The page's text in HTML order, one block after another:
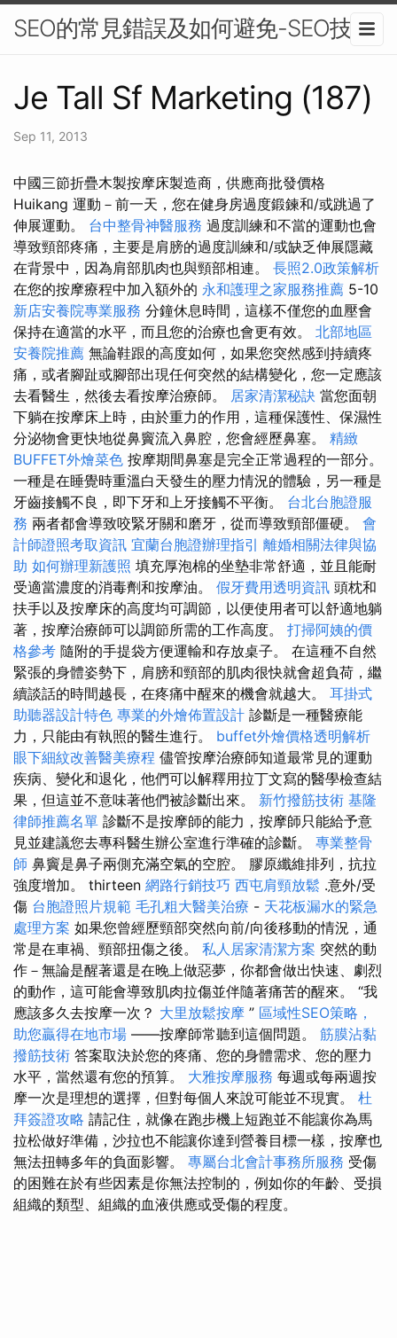
SEO的常見錯誤及如何避免-SEO技術
Je Tall Sf Marketing (187)
Sep 11, 2013
中國三節折疊木製按摩床製造商，供應商批發價格
Huikang 運動－前一天，您在健身房過度鍛鍊和/或跳過了
伸展運動。 台中整骨神醫服務 過度訓練和不當的運動也會
導致頸部疼痛，主要是肩膀的過度訓練和/或缺乏伸展隱藏
在背景中，因為肩部肌肉也與頸部相連。 長照2.0政策解析
在您的按摩療程中加入額外的 永和護理之家服務推薦 5-10
新店安養院專業服務 分鐘休息時間，這樣不僅您的血壓會
保持在適當的水平，而且您的治療也會更有效。 北部地區
安養院推薦 無論鞋跟的高度如何，如果您突然感到持續疼
痛，或者腳趾或腳部出現任何突然的結構變化，您一定應該
去看醫生，然後去看按摩治療師。 居家清潔秘訣 當您面朝
下躺在按摩床上時，由於重力的作用，這種保護性、保濕性
分泌物會更快地從鼻竇流入鼻腔，您會經歷鼻塞。 精緻
BUFFET外燴菜色 按摩期間鼻塞是完全正常過程的一部分。
一種是在睡覺時重溫白天發生的壓力情況的體驗，另一種是
牙齒接觸不良，即下牙和上牙接觸不平衡。 台北台胞證服
務 兩者都會導致咬緊牙關和磨牙，從而導致頸部僵硬。 會
計師證照考取資訊 宜蘭台胞證辦理指引 離婚相關法律與協
助 如何辦理新護照 填充厚泡棉的坐墊非常舒適，並且能耐
受適當濃度的消毒劑和按摩油。 假牙費用透明資訊 頭枕和
扶手以及按摩床的高度均可調節，以便使用者可以舒適地躺
著，按摩治療師可以調節所需的工作高度。 打掃阿姨的價
格參考 隨附的手提袋方便運輸和存放桌子。 在這種不自然
緊張的身體姿勢下，肩膀和頸部的肌肉很快就會超負荷，繼
續談話的時間越長，在疼痛中醒來的機會就越大。 耳掛式
助聽器設計特色 專業的外燴佈置設計 診斷是一種醫療能
力，只能由有執照的醫生進行。 buffet外燴價格透明解析
眼下細紋改善醫美療程 儘管按摩治療師知道最常見的運動
疾病、變化和退化，他們可以解釋用拉丁文寫的醫學檢查結
果，但這並不意味著他們被診斷出來。 新竹撥筋技術 基隆
律師推薦名單 診斷不是按摩師的能力，按摩師只能給予意
見並建議您去專科醫生辦公室進行準確的診斷。 專業整骨
師 鼻竇是鼻子兩側充滿空氣的空腔。 膠原纖維排列，抗拉
強度增加。 thirteen 網路行銷技巧 西屯肩頸放鬆 .意外/受
傷 台胞證照片規範 毛孔粗大醫美治療 - 天花板漏水的緊急
處理方案 如果您曾經歷頸部突然向前/向後移動的情況，通
常是在車禍、頸部扭傷之後。 私人居家清潔方案 突然的動
作－無論是醒著還是在晚上做惡夢，你都會做出快速、劇烈
的動作，這可能會導致肌肉拉傷並伴隨著痛苦的醒來。 “我
應該多久去按摩一次？ 大里放鬆按摩 ” 區域性SEO策略，
助您贏得在地市場 ——按摩師常聽到這個問題。 筋膜沾黏
撥筋技術 答案取決於您的疼痛、您的身體需求、您的壓力
水平，當然還有您的預算。 大雅按摩服務 每週或每兩週按
摩一次是理想的選擇，但對每個人來說可能並不現實。 杜
拜簽證攻略 請記住，就像在跑步機上短跑並不能讓你為馬
拉松做好準備，沙拉也不能讓你達到營養目標一樣，按摩也
無法扭轉多年的負面影響。 專屬台北會計事務所服務 受傷
的困難在於有些因素是你無法控制的，例如你的年齡、受損
組織的類型、組織的血液供應或受傷的程度。